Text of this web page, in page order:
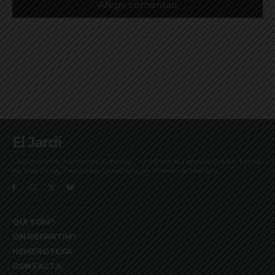
El Jardí
La Bonanova, Monterols, Galvany, Turó Parc, el Farró, el Putxet, Sarrià,
les Tres Torres, Pedralbes, Vallvidrera, les Planes i el Tibidabo
QUI SOM?
ON REPARTIM?
HEMEROTECA
CONTACTA